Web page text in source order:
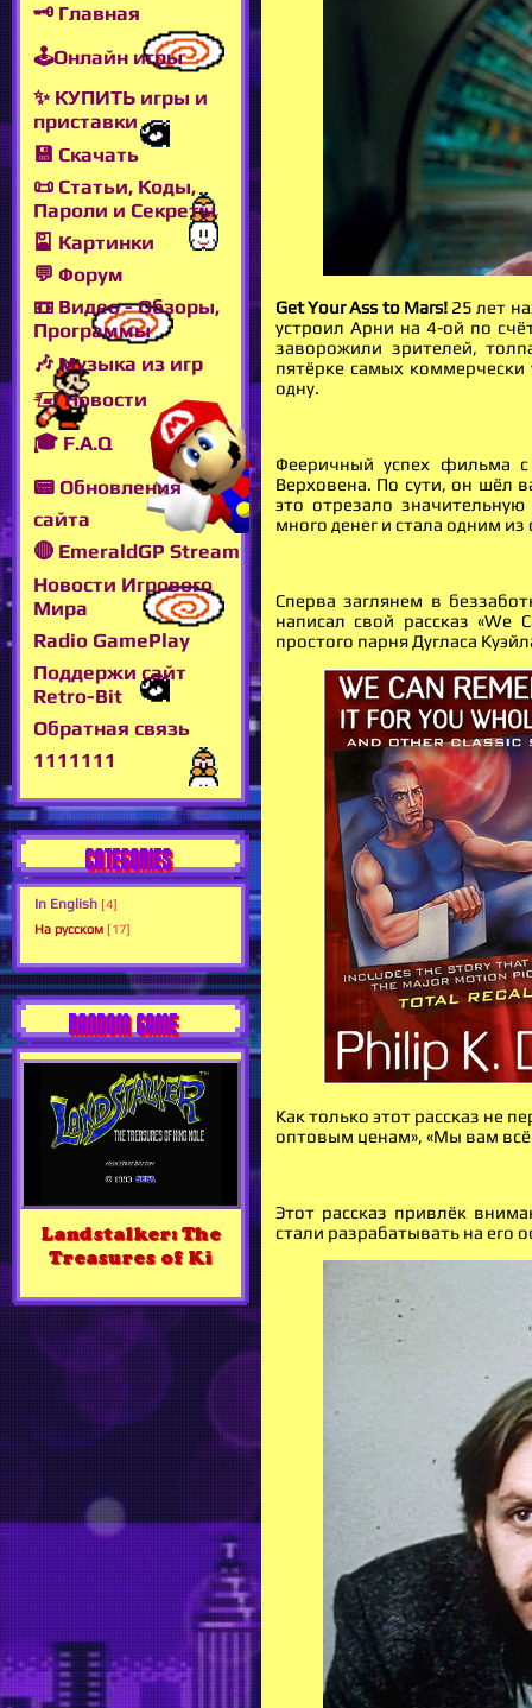
🗝 Главная
🕹Онлайн игры
✨ КУПИТЬ игры и
приставки
💾 Скачать
📜 Статьи, Коды,
Пароли и Секреты
🎴 Картинки
💬 Форум
📼 Видео - Обзоры,
Программы
🎶 Музыка из игр
🖅 Новости
🎓 F.A.Q
📟 Обновления
сайта
🔴 EmeraldGP Stream
Новости Игрового
Мира
Radio GamePlay
Поддержи сайт
Retro-Bit
Обратная связь
1111111
CATEGORIES
In English [4]
На русском [17]
RANDOM GAME
Landstalker: The
Treasures of Ki
Get Your Ass to Mars! 25 лет
устроил Арни на 4-ой по
заворожили зрителей,
пятёрке самых
одну.
Фееричный успех фильма
Верховена. По сути, он шёл
это отрезало
много денег и стала одним
Сперва заглянем в
написал свой рассказ «We
простого парня Дугласа
Как только этот рассказ не
оптовым ценам», «Мы вам
Этот рассказ привлёк
стали разрабатывать на его